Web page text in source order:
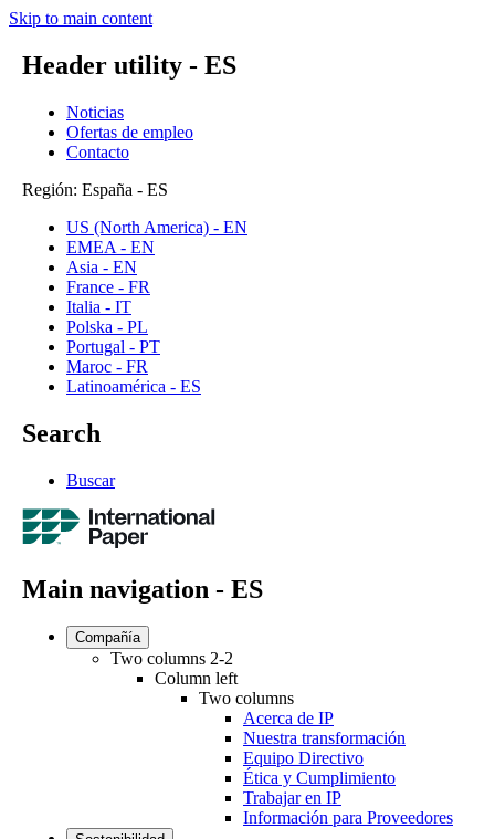
Skip to main content
Header utility - ES
Noticias
Ofertas de empleo
Contacto
Región: España - ES
US (North America) - EN
EMEA - EN
Asia - EN
France - FR
Italia - IT
Polska - PL
Portugal - PT
Maroc - FR
Latinoamérica - ES
Search
Buscar
Main navigation - ES
Compañía
Two columns 2-2
Column left
Two columns
Acerca de IP
Nuestra transformación
Equipo Directivo
Ética y Cumplimiento
Trabajar en IP
Información para Proveedores